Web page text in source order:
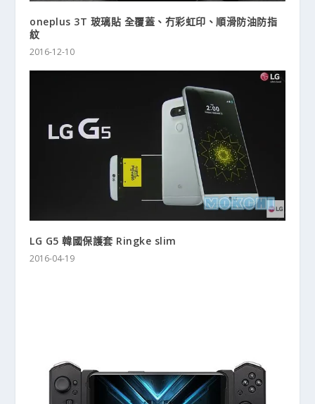
oneplus 3T 玻璃貼 全覆蓋、冇彩虹印、順滑防油防指
紋
2016-12-10
LG G5 韓國保護套 Ringke slim
2016-04-19